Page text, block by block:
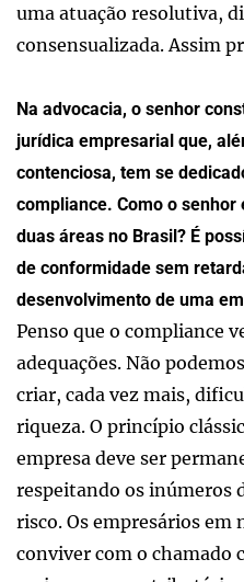
uma atuação resolutiva,
consensualizada. Assim
Na advocacia, o senhor
jurídica empresarial que,
contenciosa, tem se
compliance. Como o
duas áreas no Brasil? É
de conformidade sem
desenvolvimento de uma
Penso que o compliance
adequações. Não
criar, cada vez mais,
riqueza. O princípio
empresa deve ser
respeitando os inúmeros
risco. Os empresários em
conviver com o chamado